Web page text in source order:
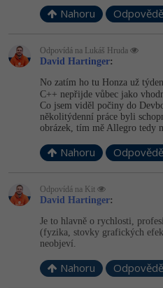
Testování softwaru
Datová analýza
Digitální gramotnost
Marketing -30%
WordPress
SEO
UX
Business
-25%
Kurzy designu
HTML/CSS -80%
Photoshop -80%
Adobe Illustrator -
Adobe Lightroom -
Adobe XD
Adobe InDesign -25%
-80%
Příběhy absolventů
Kariéra
Pro firmy
Nahoru
Odpovídá na Lukáš Hruda
David Hartinger:
No zatím ho tu Honza už
C++ nepřijde vůbec jako
Co jsem viděl počiny do
několitýdenní práce byli
obrázek, tím mě Allegro tedy
Nahoru
Odpovídá na Kit
David Hartinger:
Je to hlavně o rychlosti,
(fyzika, stovky grafických
neobjeví.
Nahoru